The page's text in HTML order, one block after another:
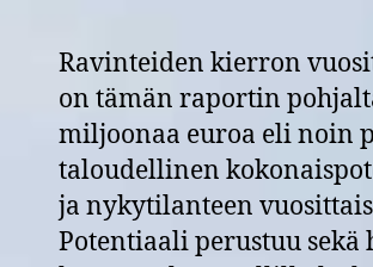
Ravinteiden kierron
on tämän raportin
miljoonaa euroa eli noin
taloudellinen
ja nykytilanteen
Potentiaali perustuu sekä